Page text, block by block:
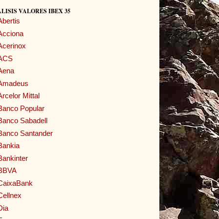
VALORES IBEX 35
Mittal
Popular
Sabadell
Santander